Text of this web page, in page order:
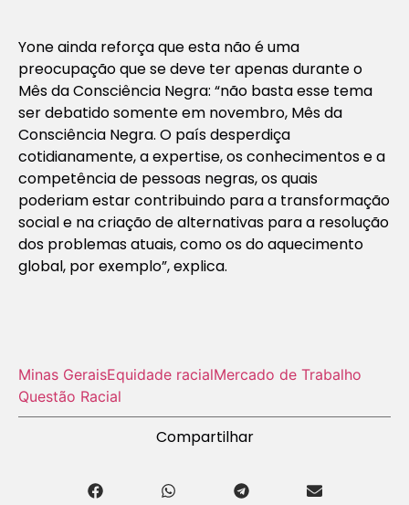
Yone ainda reforça que esta não é uma
preocupação que se deve ter apenas durante o
Mês da Consciência Negra: “não basta esse tema
ser debatido somente em novembro, Mês da
Consciência Negra. O país desperdiça
cotidianamente, a expertise, os conhecimentos e a
competência de pessoas negras, os quais
poderiam estar contribuindo para a transformação
social e na criação de alternativas para a resolução
dos problemas atuais, como os do aquecimento
global, por exemplo”, explica.
Minas GeraisEquidade racialMercado de Trabalho
Questão Racial
Compartilhar